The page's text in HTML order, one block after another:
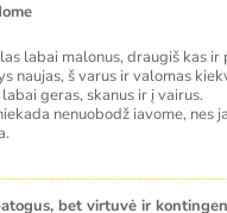
labai malonus, draugiš kas ir
naujas, š varus ir valomas
geras, skanus ir į vairus.
nenuobodž iavome, nes